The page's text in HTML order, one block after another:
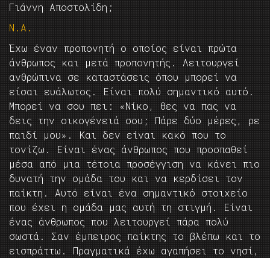
Γιάννη Αποστολίδη;
Ν.Α.
Έχω έναν προπονητή ο οποίος είναι πρώτα
άνθρωπος και μετά προπονητής. Λειτουργεί
ανθρώπινα σε καταστάσεις όπου μπορεί να
είσαι ευάλωτος. Είναι πολύ σημαντικό αυτό.
Μπορεί να σου πει: «Νίκο, θες να πας να
δεις την οικογένειά σου; Πάρε δύο μέρες, ρε
παιδί μου». Και δεν είναι κακό που το
τονίζω. Είναι ένας άνθρωπος που προσπαθεί
μέσα από μια τέτοια προσέγγιση να κάνει πιο
δυνατή την ομάδα του και να κερδίσει τον
παίκτη. Αυτό είναι ένα σημαντικό στοιχείο
που έχει η ομάδα μας αυτή τη στιγμή. Είναι
ένας άνθρωπος που λειτουργεί πάρα πολύ
σωστά. Σαν έμπειρος παίκτης το βλέπω και το
εισπράττω. Πραγματικά έχω αγαπήσει το νησί,